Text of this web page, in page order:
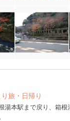
り旅・日帰り
湯本駅まで戻り、箱